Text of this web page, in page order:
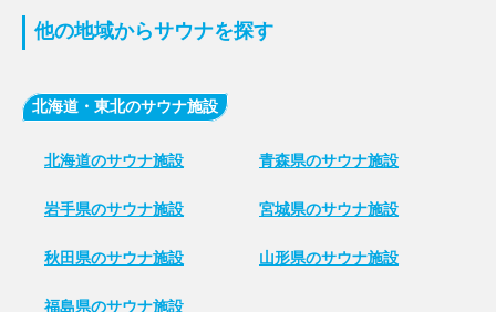
他の地域からサウナを探す
北海道・東北のサウナ施設
北海道のサウナ施設 青森県のサウナ施設
岩手県のサウナ施設 宮城県のサウナ施設
秋田県のサウナ施設 山形県のサウナ施設
福島県のサウナ施設